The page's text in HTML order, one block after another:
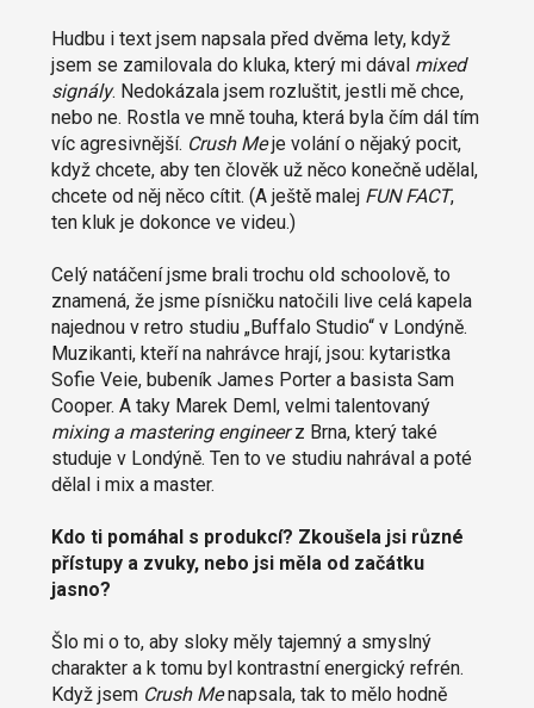
Hudbu i text jsem napsala před dvěma lety, když
jsem se zamilovala do kluka, který mi dával mixed
signály. Nedokázala jsem rozluštit, jestli mě chce,
nebo ne. Rostla ve mně touha, která byla čím dál tím
víc agresivnější. Crush Meje volání o nějaký pocit,
když chcete, aby ten člověk už něco konečně udělal,
chcete od něj něco cítit. (A ještě malej FUN FACT,
ten kluk je dokonce ve videu.)
Celý natáčení jsme brali trochu old schoolově, to
znamená, že jsme písničku natočili live celá kapela
najednou v retro studiu „Buffalo Studio“ v Londýně.
Muzikanti, kteří na nahrávce hrají, jsou: kytaristka
Sofie Veie, bubeník James Porter a basista Sam
Cooper. A taky Marek Deml, velmi talentovaný
mixing a mastering engineerz Brna, který také
studuje v Londýně. Ten to ve studiu nahrával a poté
dělal i mix a master.
Kdo ti pomáhal s produkcí? Zkoušela jsi různé
přístupy a zvuky, nebo jsi měla od začátku
jasno?
Šlo mi o to, aby sloky měly tajemný a smyslný
charakter a k tomu byl kontrastní energický refrén.
Když jsem Crush Menapsala, tak to mělo hodně